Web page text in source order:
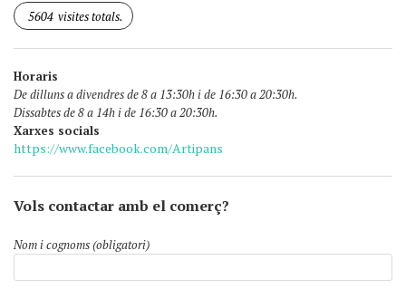
5604 visites totals.
Horaris
De dilluns a divendres de 8 a 13:30h i de 16:30 a 20:30h.
Dissabtes de 8 a 14h i de 16:30 a 20:30h.
Xarxes socials
https://www.facebook.com/Artipans
Vols contactar amb el comerç?
Nom i cognoms (obligatori)